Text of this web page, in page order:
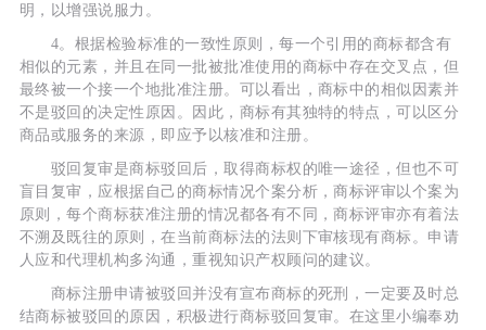
明，以增强说服力。
4。根据检验标准的一致性原则，每一个引用的商标都含有
相似的元素，并且在同一批被批准使用的商标中存在交叉点，但
最终被一个接一个地批准注册。可以看出，商标中的相似因素并
不是驳回的决定性原因。因此，商标有其独特的特点，可以区分
商品或服务的来源，即应予以核准和注册。
驳回复审是商标驳回后，取得商标权的唯一途径，但也不可
盲目复审，应根据自己的商标情况个案分析，商标评审以个案为
原则，每个商标获准注册的情况都各有不同，商标评审亦有着法
不溯及既往的原则，在当前商标法的法则下审核现有商标。申请
人应和代理机构多沟通，重视知识产权顾问的建议。
商标注册申请被驳回并没有宣布商标的死刑，一定要及时总
结商标被驳回的原因，积极进行商标驳回复审。在这里小编奉劝